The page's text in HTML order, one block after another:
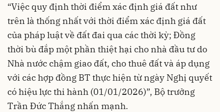
“Việc quy định thời điểm xác định giá đất như
trên là thống nhất với thời điểm xác định giá đất
của pháp luật về đất đai qua các thời kỳ; Đồng
thời bù đắp một phần thiệt hại cho nhà đầu tư do
Nhà nước chậm giao đất, cho thuê đất và áp dụng
với các hợp đồng BT thực hiện từ ngày Nghị quyết
có hiệu lực thi hành (01/01/2026)”, Bộ trưởng
Trần Đức Thắng nhấn mạnh.